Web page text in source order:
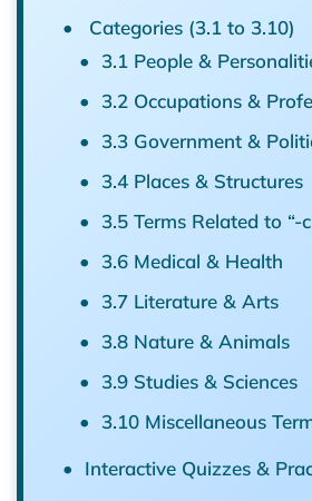
Categories (3.1 to 3.10)
3.1 People &
3.2 Occupations &
3.3 Government &
3.4 Places & Structures
3.5 Terms Related to “-
3.6 Medical & Health
3.7 Literature & Arts
3.8 Nature & Animals
3.9 Studies & Sciences
3.10 Miscellaneous
Interactive Quizzes &